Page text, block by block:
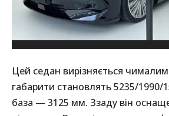
Цей седан вирізняється
габарити становлять 5235/1990/
база — 3125 мм. Ззаду він